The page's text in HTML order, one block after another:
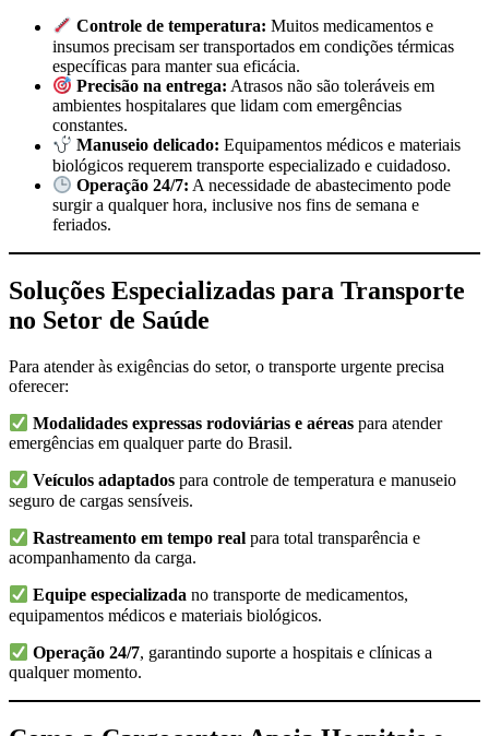
Controle de temperatura: Muitos medicamentos e
insumos precisam ser transportados em condições térmicas
específicas para manter sua eficácia.
Precisão na entrega: Atrasos não são toleráveis em
ambientes hospitalares que lidam com emergências
constantes.
Manuseio delicado: Equipamentos médicos e materiais
biológicos requerem transporte especializado e cuidadoso.
Operação 24/7: A necessidade de abastecimento pode
surgir a qualquer hora, inclusive nos fins de semana e
feriados.
Soluções Especializadas para Transporte
no Setor de Saúde
Para atender às exigências do setor, o transporte urgente precisa
oferecer:
Modalidades expressas rodoviárias e aéreas para atender
emergências em qualquer parte do Brasil.
Veículos adaptados para controle de temperatura e manuseio
seguro de cargas sensíveis.
Rastreamento em tempo real para total transparência e
acompanhamento da carga.
Equipe especializada no transporte de medicamentos,
equipamentos médicos e materiais biológicos.
Operação 24/7, garantindo suporte a hospitais e clínicas a
qualquer momento.